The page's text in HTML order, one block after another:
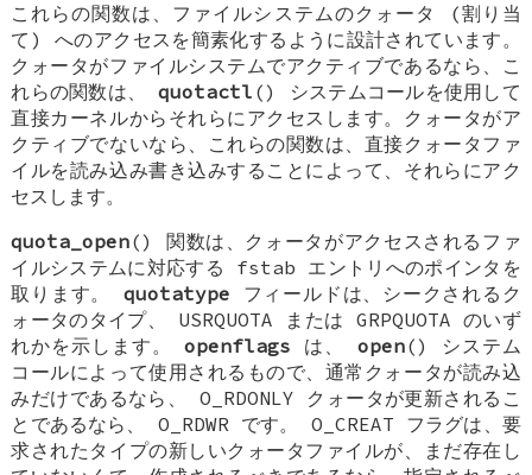
これらの関数は、ファイルシステムのクォータ (割り当
て) へのアクセスを簡素化するように設計されています。
クォータがファイルシステムでアクティブであるなら、こ
れらの関数は、quotactl () システムコールを使用して
直接カーネルからそれらにアクセスします。クォータがア
クティブでないなら、これらの関数は、直接クォータファ
イルを読み込み書き込みすることによって、それらにアク
セスします。
quota_open() 関数は、クォータがアクセスされるファ
イルシステムに対応する fstab エントリへのポインタを
取ります。 quotatype フィールドは、シークされるク
ォータのタイプ、 USRQUOTA または GRPQUOTA のいず
れかを示します。openflags は、open() システム
コールによって使用されるもので、通常クォータが読み込
みだけであるなら、 O_RDONLY クォータが更新されるこ
とであるなら、 O_RDWRです。 O_CREAT フラグは、要
求されたタイプの新しいクォータファイルが、まだ存在し